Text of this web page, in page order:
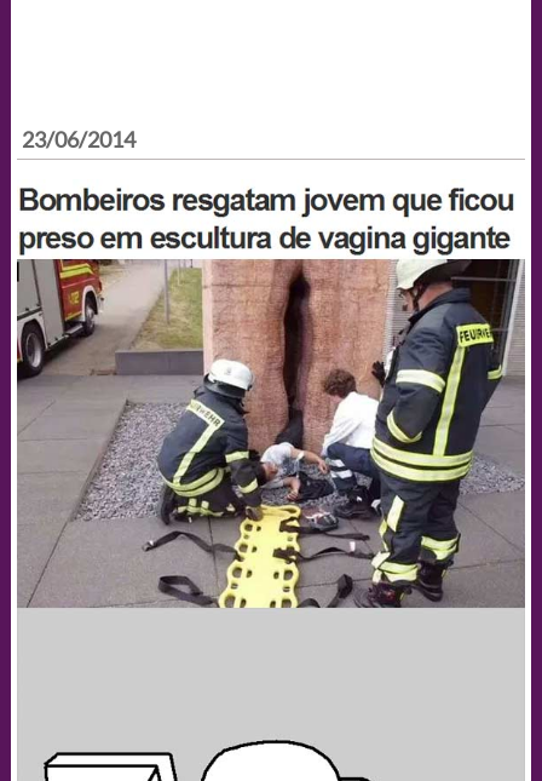
23/06/2014